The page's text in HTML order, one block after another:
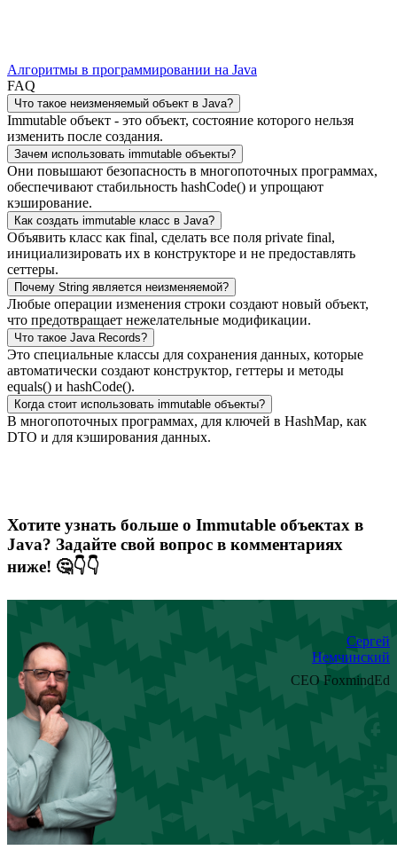
Алгоритмы в программировании на Java
FAQ
Что такое неизменяемый объект в Java?
Immutable объект - это объект, состояние которого нельзя
изменить после создания.
Зачем использовать immutable объекты?
Они повышают безопасность в многопоточных программах,
обеспечивают стабильность hashCode() и упрощают
кэширование.
Как создать immutable класс в Java?
Объявить класс как final, сделать все поля private final,
инициализировать их в конструкторе и не предоставлять
сеттеры.
Почему String является неизменяемой?
Любые операции изменения строки создают новый объект,
что предотвращает нежелательные модификации.
Что такое Java Records?
Это специальные классы для сохранения данных, которые
автоматически создают конструктор, геттеры и методы
equals() и hashCode().
Когда стоит использовать immutable объекты?
В многопоточных программах, для ключей в HashMap, как
DTO и для кэширования данных.
Хотите узнать больше о Immutable объектах в
Java? Задайте свой вопрос в комментариях
ниже! 🤔👇👇
Сергей
Немчинский
CEO FoxmindEd